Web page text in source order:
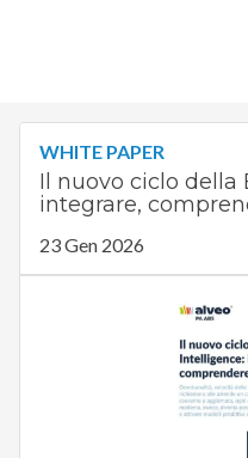
WHITE PAPER
Il nuovo ciclo della
integrare,
23 Gen 2026